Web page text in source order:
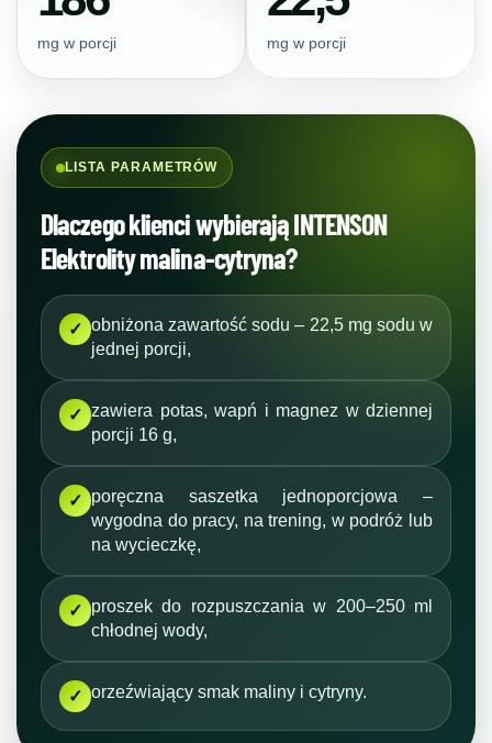
mg w porcji mg w porcji
LISTA PARAMETRÓW
Dlaczego klienci wybierają INTENSON
Elektrolity malina-cytryna?
✓ obniżona zawartość sodu – 22,5 mg sodu w
jednej porcji,
✓ zawiera potas, wapń i magnez w dziennej
porcji 16 g,
✓ poręczna saszetka jednoporcjowa –
wygodna do pracy, na trening, w podróż lub
na wycieczkę,
✓ proszek do rozpuszczania w 200–250 ml
chłodnej wody,
✓ orzeźwiający smak maliny i cytryny.